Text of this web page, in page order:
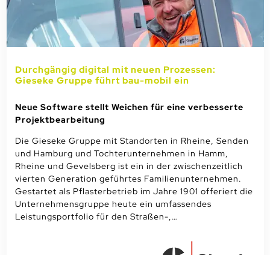
Durchgängig digital mit neuen Prozessen:
Gieseke Gruppe führt bau-mobil ein
Neue Software stellt Weichen für eine verbesserte
Projektbearbeitung
Die Gieseke Gruppe mit Standorten in Rheine, Senden
und Hamburg und Tochterunternehmen in Hamm,
Rheine und Gevelsberg ist ein in der zwischenzeitlich
vierten Generation geführtes Familienunternehmen.
Gestartet als Pflasterbetrieb im Jahre 1901 offeriert die
Unternehmensgruppe heute ein umfassendes
Leistungsportfolio für den Straßen-,…